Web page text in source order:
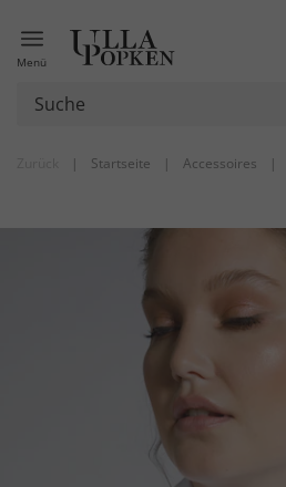
Menü
| Startseite | Accessoires |